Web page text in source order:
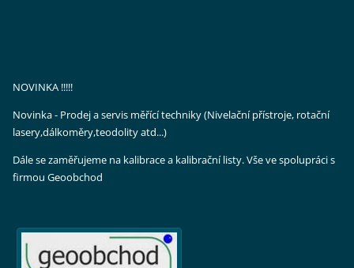
NOVINKA !!!!!
Novinka - Prodej a servis měřící techniky (Nivelační přístroje, rotační
lasery,dálkoměry,teodolity atd...)
Dále se zaměřujeme na kalibrace a kalibrační listy. Vše ve spolupráci s
firmou Geoobchod